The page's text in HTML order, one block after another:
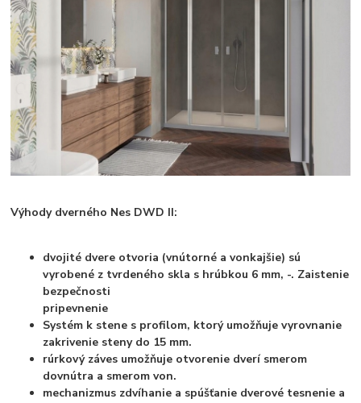
Výhody dverného Nes DWD II:
dvojité dvere otvoria (vnútorné a vonkajšie) sú
vyrobené z tvrdeného skla s hrúbkou 6 mm, -. Zaistenie
bezpečnosti
pripevnenie
Systém k stene s profilom, ktorý umožňuje vyrovnanie
zakrivenie steny do 15 mm.
rúrkový záves umožňuje otvorenie dverí smerom
dovnútra a smerom von.
mechanizmus zdvíhanie a spúšťanie dverové tesnenie a